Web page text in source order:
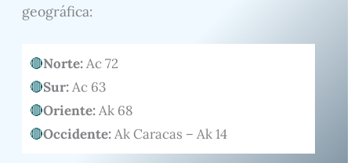
geográfica:
Norte:Ac 72
Sur:Ac 63
Oriente:Ak 68
Occidente:Ak Caracas – Ak 14